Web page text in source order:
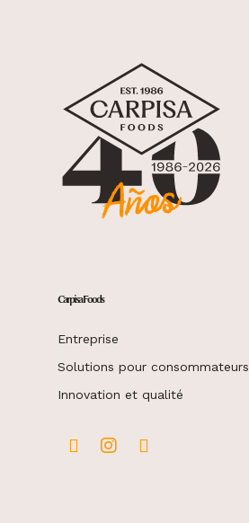
Carpisa Foods
Entreprise
Solutions pour consommateurs
Innovation et qualité